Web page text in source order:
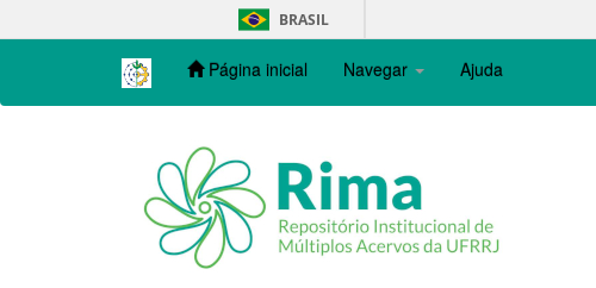
navigation
BRASIL
Página inicial Navegar Ajuda